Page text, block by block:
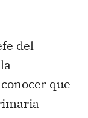
del
que